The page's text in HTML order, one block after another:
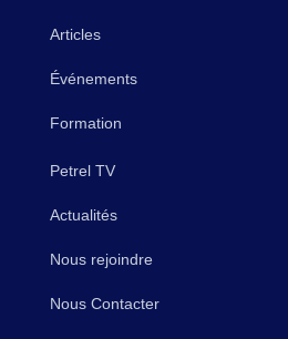
Articles
Événements
Formation
Petrel TV
Actualités
Nous rejoindre
Nous Contacter